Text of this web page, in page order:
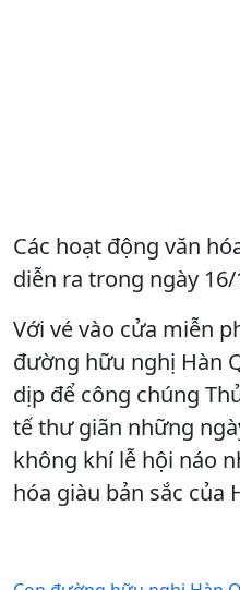
Các hoạt động văn
diễn ra trong ngày 16/
Với vé vào cửa miễn
đường hữu nghị Hàn
dịp để công chúng
tế thư giãn những
không khí lễ hội náo
hóa giàu bản sắc của